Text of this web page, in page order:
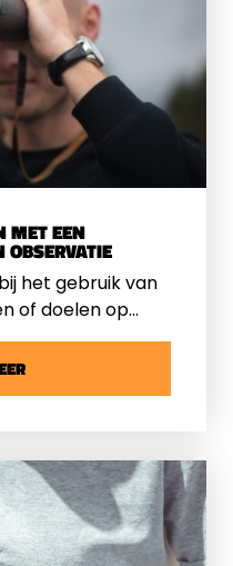
MET EEN
OBSERVATIE
het gebruik van
of doelen op
met een
kunt
voor
luchtbuks
is een los
de luchtbuks